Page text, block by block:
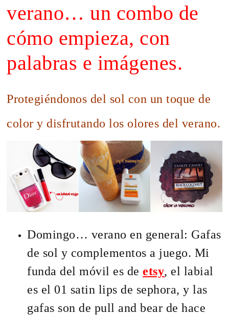
verano… un combo de
cómo empieza, con
palabras e imágenes.
Protegiéndonos del sol con un toque de
color y disfrutando los olores del verano.
Domingo… verano en general: Gafas
de sol y complementos a juego. Mi
funda del móvil es deetsy, el labial
es el 01 satin lips de sephora, y las
gafas son de pull and bear de hace